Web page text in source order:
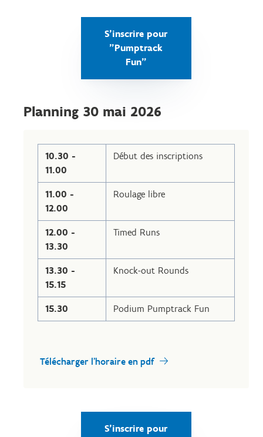
S'inscrire pour
"Pumptrack
Fun"
Planning 30 mai 2026
10.30 -
11.00
Début des inscriptions
11.00 -
12.00
Roulage libre
12.00 -
13.30
Timed Runs
13.30 -
15.15
Knock-out Rounds
15.30 Podium Pumptrack Fun
Télécharger l'horaire en pdf
S'inscrire pour